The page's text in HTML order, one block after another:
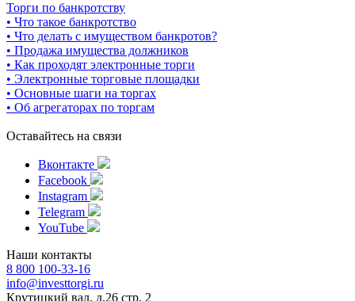
Торги по банкротству
• Что такое банкротство
• Что делать с имуществом банкротов?
• Продажа имущества должников
• Как проходят электронные торги
• Электронные торговые площадки
• Основные шаги на торгах
• Об агрегаторах по торгам
Оставайтесь на связи
Вконтакте
Facebook
Instagram
Telegram
YouTube
Наши контакты
8 800 100-33-16
info@investtorgi.ru
Крутицкий вал, д.26 стр. 2